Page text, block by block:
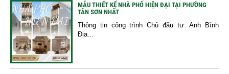
MẪU THIẾT KẾ NHÀ PHỐ HIỆN ĐẠI TẠI PHƯỜNG
TÂN SƠN NHẤT
Thông tin công trình Chủ đầu tư: Anh Bình
Địa...